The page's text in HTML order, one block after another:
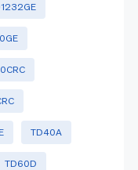
TD40A
TD60D